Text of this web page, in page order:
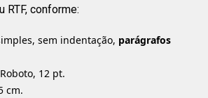
RTF, conforme:
sem indentação, parágrafos
12 pt.
cm.